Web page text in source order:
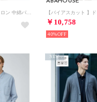
￥10,758
40%
NEW